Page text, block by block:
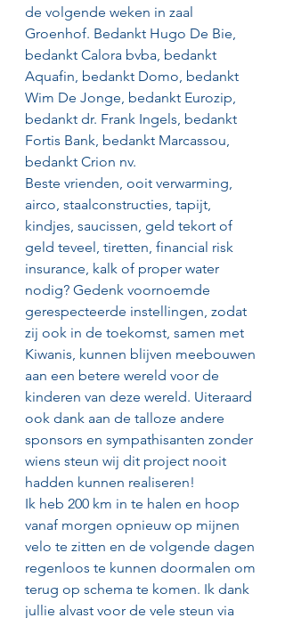
de volgende weken in zaal
Groenhof. Bedankt Hugo De Bie,
bedankt Calora bvba, bedankt
Aquafin, bedankt Domo, bedankt
Wim De Jonge, bedankt Eurozip,
bedankt dr. Frank Ingels, bedankt
Fortis Bank, bedankt Marcassou,
bedankt Crion nv.
Beste vrienden, ooit verwarming,
airco, staalconstructies, tapijt,
kindjes, saucissen, geld tekort of
geld teveel, tiretten, financial risk
insurance, kalk of proper water
nodig? Gedenk voornoemde
gerespecteerde instellingen, zodat
zij ook in de toekomst, samen met
Kiwanis, kunnen blijven meebouwen
aan een betere wereld voor de
kinderen van deze wereld. Uiteraard
ook dank aan de talloze andere
sponsors en sympathisanten zonder
wiens steun wij dit project nooit
hadden kunnen realiseren!
Ik heb 200 km in te halen en hoop
vanaf morgen opnieuw op mijnen
velo te zitten en de volgende dagen
regenloos te kunnen doormalen om
terug op schema te komen. Ik dank
jullie alvast voor de vele steun via